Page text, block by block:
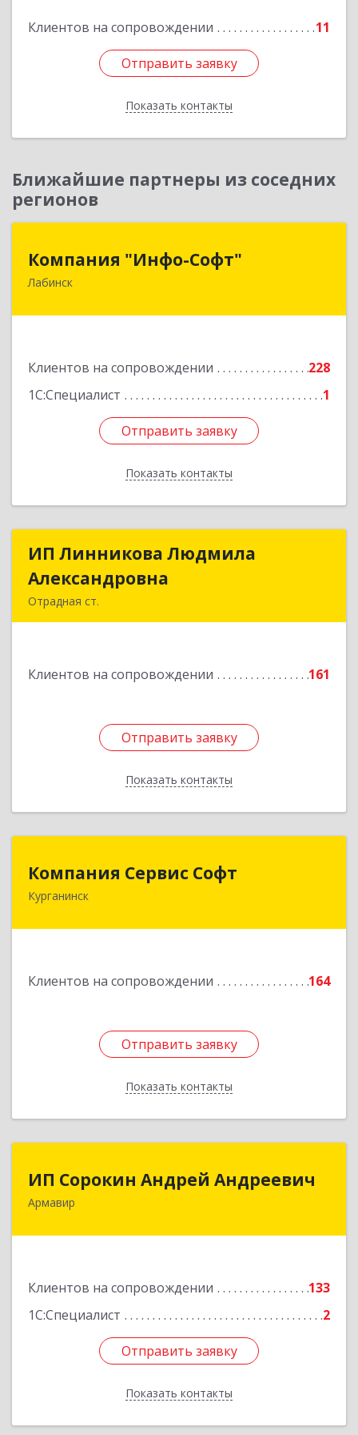
Клиентов на сопровождении 11
Отправить заявку
Показать контакты
Отправить заявку
Назад
Ближайшие партнеры из соседних
регионов
Компания "Инфо-Софт"
Лабинск
Клиентов на сопровождении
228
1С:Специалист
1
Отправить заявку
Показать контакты
Компания "Инфо-Софт"
352500, Краснодарский край, Лабинский р-н,
Отправить заявку
Назад
ИП Линникова Людмила
Александровна
Отрадная ст.
Клиентов на сопровождении 161
Отправить заявку
Показать контакты
ИП Линникова Людмила
Подробнее
Отправить заявку
Назад
Компания Сервис Софт
Курганинск
Клиентов на сопровождении 164
Отправить заявку
Показать контакты
Компания Сервис Софт
352430, Краснодарский край, Курганинск г,
Отправить заявку
Назад
ИП Сорокин Андрей Андреевич
Армавир
Клиентов на сопровождении
133
1С:Специалист
2
Отправить заявку
Показать контакты
ИП Сорокин Андрей Андреевич
Отправить заявку
Назад